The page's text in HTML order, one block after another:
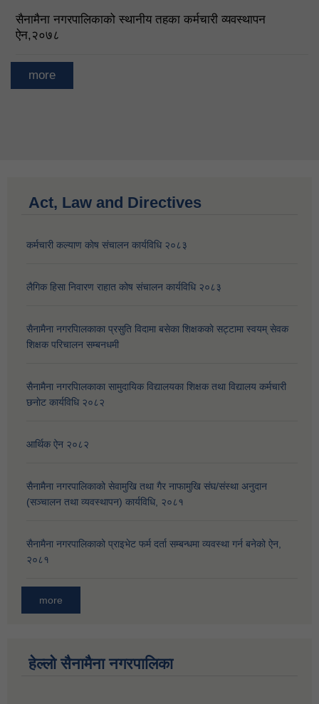
सैनामैना नगरपालिकाको स्थानीय तहका कर्मचारी व्यवस्थापन
ऐन,२०७८
more
Act, Law and Directives
कर्मचारी कल्याण काेष संचालन कार्यविधि २०८३
लैगिक हिसा निवारण राहात कोष संचालन कार्यविधि २०८३
सैनामैना नगरपािलकाका प्रसुति विदामा बसेका शिक्षककाे सट्टामा स्वयम् सेवक
शिक्षक परिचालन सम्बनधमी
सैनामैना नगरपािलकाका सामुदायिक विद्यालयका शिक्षक तथा विद्यालय कर्मचारी
छनाेट कार्यविधि २०८२
आर्थिक ऐन २०८२
सैनामैना नगरपालिकाको सेवामुखि तथा गैर नाफामुखि संघ/संस्था अनुदान
(सञ्चालन तथा व्यवस्थापन) कार्यविधि, २०८१
सैनामैना नगरपालिकाको प्राइभेट फर्म दर्ता सम्बन्धमा व्यवस्था गर्न बनेको ऐन,
२०८१
more
हेल्लो सैनामैना नगरपालिका